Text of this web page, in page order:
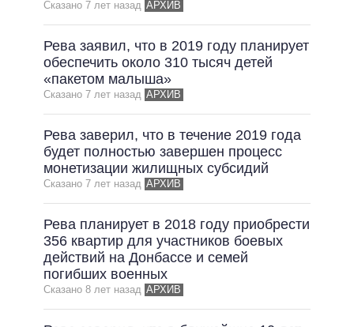
Сказано 7 лет назад АРХИВ
Рева заявил, что в 2019 году планирует
обеспечить около 310 тысяч детей
«пакетом малыша»
Сказано 7 лет назад АРХИВ
Рева заверил, что в течение 2019 года
будет полностью завершен процесс
монетизации жилищных субсидий
Сказано 7 лет назад АРХИВ
Рева планирует в 2018 году приобрести
356 квартир для участников боевых
действий на Донбассе и семей
погибших военных
Сказано 8 лет назад АРХИВ